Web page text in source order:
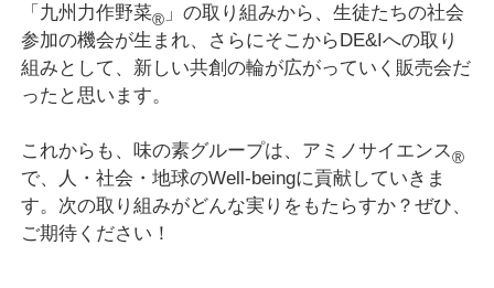
「九州力作野菜® 」の取り組みから、生徒たちの社会
参加の機会が生まれ、さらにそこからDE&Iへの取り
組みとして、新しい共創の輪が広がっていく販売会だ
ったと思います。
これからも、味の素グループは、アミノサイエンス®
で、人・社会・地球のWell-beingに貢献していきま
す。次の取り組みがどんな実りをもたらすか？ぜひ、
ご期待ください！